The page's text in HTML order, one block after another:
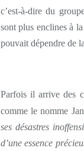
c’est-à-dire du
sont plus enclines à
pouvait dépendre de
Parfois il arrive des
comme le nomme
ses désastres
d’une essence